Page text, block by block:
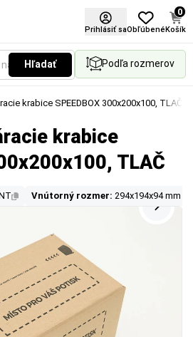
Prihlásiť saObľúbené
0
Košík
Hľadať Podľa rozmerov
krabice SPEEDBOX 300x200x100, TLAČ
krabice
TLAČ
Vnútorný rozmer: 294x194x94 mm